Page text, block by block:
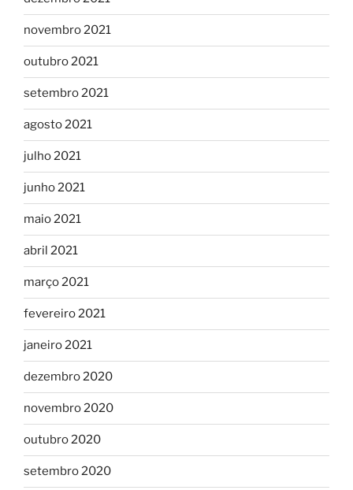
novembro 2021
outubro 2021
setembro 2021
agosto 2021
julho 2021
junho 2021
maio 2021
abril 2021
março 2021
fevereiro 2021
janeiro 2021
dezembro 2020
novembro 2020
outubro 2020
setembro 2020